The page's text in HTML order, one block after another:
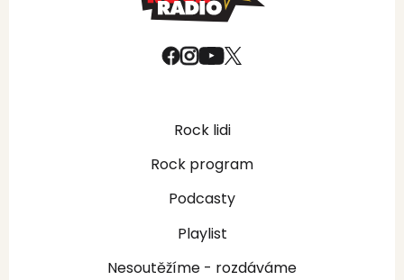
Rock lidi
Rock program
Podcasty
Playlist
Nesoutěžíme - rozdáváme